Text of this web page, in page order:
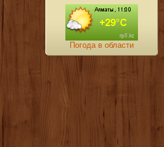
Погода в области